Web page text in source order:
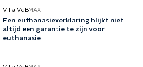
Villa VdBMAX
Een euthanasieverklaring blijkt niet
altijd een garantie te zijn voor
euthanasie